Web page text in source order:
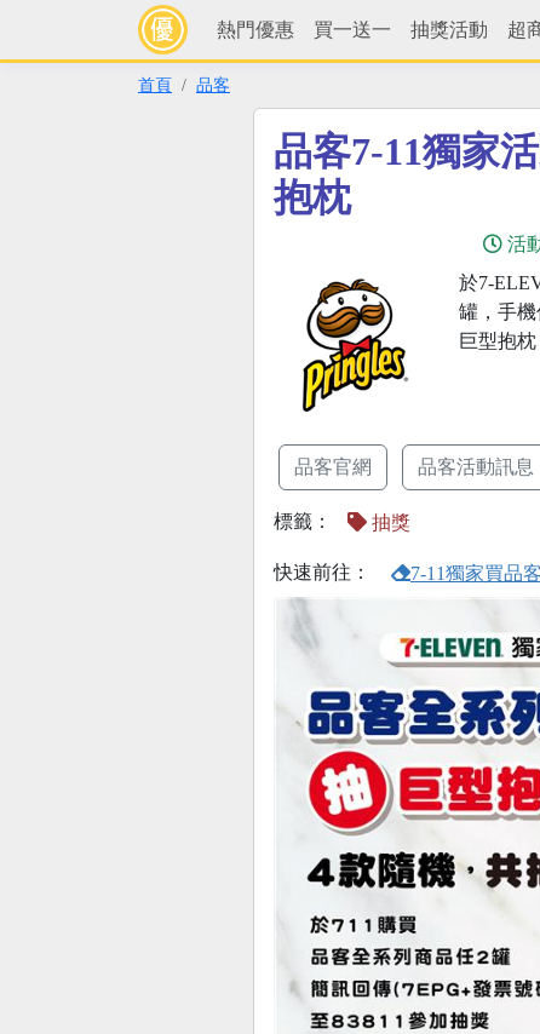
熱門優惠 買一送一 抽獎活動 超
首頁 品客
品客7-11獨家
抱枕
活
於7-
罐，手
巨型抱枕
品客官網 品客活動訊息
標籤： 抽獎
快速前往： 7-11獨家買品